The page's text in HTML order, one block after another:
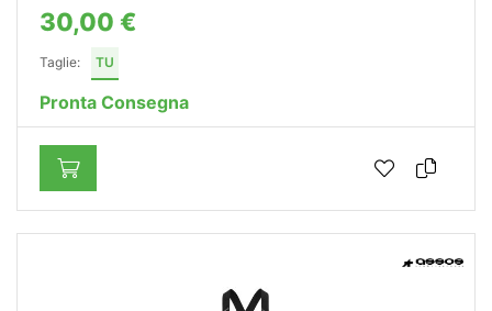
30,00 €
Taglie: TU
Pronta Consegna